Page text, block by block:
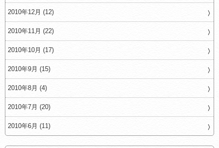
2010年12月 (12)
2010年11月 (22)
2010年10月 (17)
2010年9月 (15)
2010年8月 (4)
2010年7月 (20)
2010年6月 (11)